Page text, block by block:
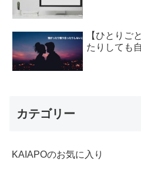
【ひとりご
たりしても
カテゴリー
KAIAPOのお気に入り